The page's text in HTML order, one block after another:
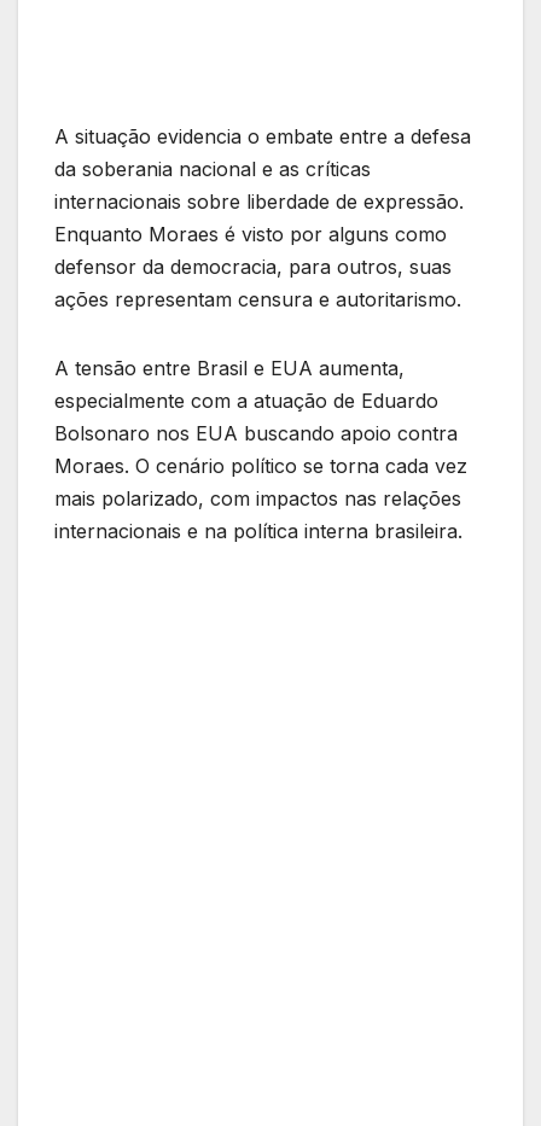
A situação evidencia o embate entre a defesa
da soberania nacional e as críticas
internacionais sobre liberdade de expressão.
Enquanto Moraes é visto por alguns como
defensor da democracia, para outros, suas
ações representam censura e autoritarismo.
A tensão entre Brasil e EUA aumenta,
especialmente com a atuação de Eduardo
Bolsonaro nos EUA buscando apoio contra
Moraes. O cenário político se torna cada vez
mais polarizado, com impactos nas relações
internacionais e na política interna brasileira.